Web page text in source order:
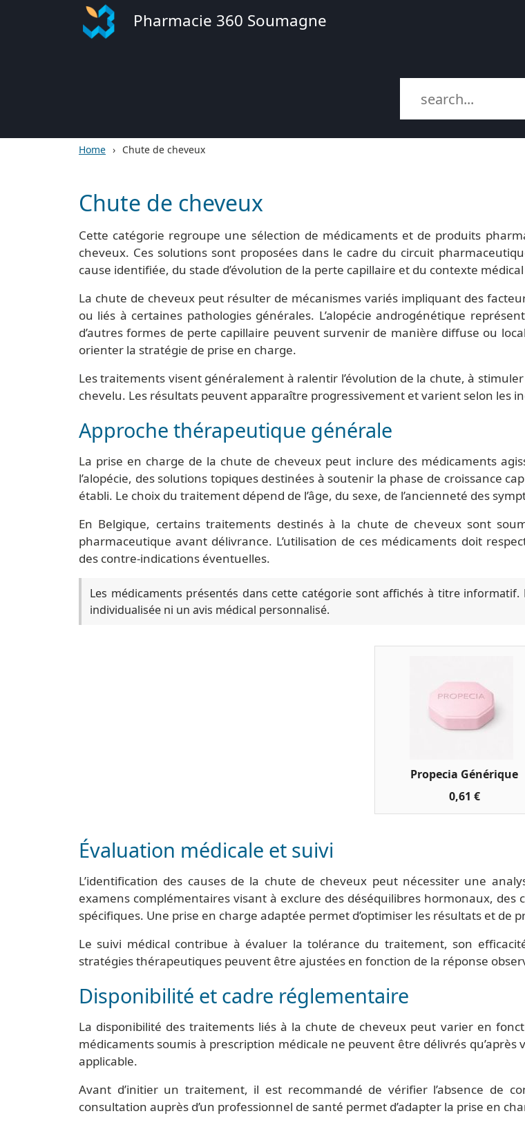
Pharmacie 360 Soumagne
Home Chute de cheveux
Chute de cheveux
Cette catégorie regroupe une sélection de médicaments et de produits
cheveux. Ces solutions sont proposées dans le cadre du circuit
cause identifiée, du stade d’évolution de la perte capillaire et du contexte
La chute de cheveux peut résulter de mécanismes variés impliquant des
ou liés à certaines pathologies générales. L’alopécie androgénétique
d’autres formes de perte capillaire peuvent survenir de manière diffuse ou
orienter la stratégie de prise en charge.
Les traitements visent généralement à ralentir l’évolution de la chute, à
chevelu. Les résultats peuvent apparaître progressivement et varient selon les
Approche thérapeutique générale
La prise en charge de la chute de cheveux peut inclure des médicaments
l’alopécie, des solutions topiques destinées à soutenir la phase de croissance
établi. Le choix du traitement dépend de l’âge, du sexe, de l’ancienneté des
En Belgique, certains traitements destinés à la chute de cheveux sont
pharmaceutique avant délivrance. L’utilisation de ces médicaments doit
des contre-indications éventuelles.
Les médicaments présentés dans cette catégorie sont affichés à titre
individualisée ni un avis médical personnalisé.
Propecia Générique
0,61 €
Évaluation médicale et suivi
L’identification des causes de la chute de cheveux peut nécessiter une
examens complémentaires visant à exclure des déséquilibres hormonaux,
spécifiques. Une prise en charge adaptée permet d’optimiser les résultats et de
Le suivi médical contribue à évaluer la tolérance du traitement, son
stratégies thérapeutiques peuvent être ajustées en fonction de la réponse
Disponibilité et cadre réglementaire
La disponibilité des traitements liés à la chute de cheveux peut varier en
médicaments soumis à prescription médicale ne peuvent être délivrés
applicable.
Avant d’initier un traitement, il est recommandé de vérifier l’absence de
consultation auprès d’un professionnel de santé permet d’adapter la prise en